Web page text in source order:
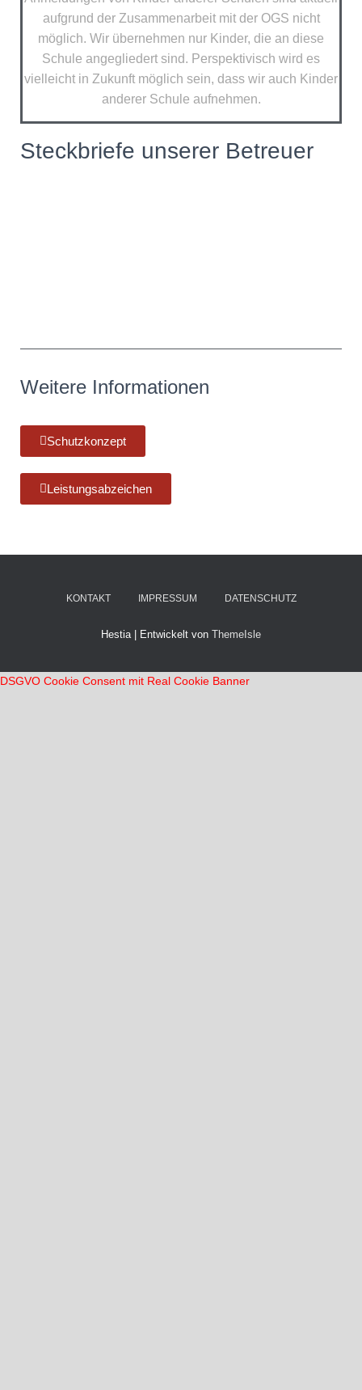
aufgrund der Zusammenarbeit mit der OGS nicht
möglich. Wir übernehmen nur Kinder, die an diese
Schule angegliedert sind. Perspektivisch wird es
vielleicht in Zukunft möglich sein, dass wir auch Kinder
anderer Schule aufnehmen.
Steckbriefe unserer Betreuer
Weitere Informationen
Schutzkonzept
Leistungsabzeichen
KONTAKT IMPRESSUM DATENSCHUTZ
Hestia | Entwickelt von ThemeIsle
DSGVO Cookie Consent mit Real Cookie Banner